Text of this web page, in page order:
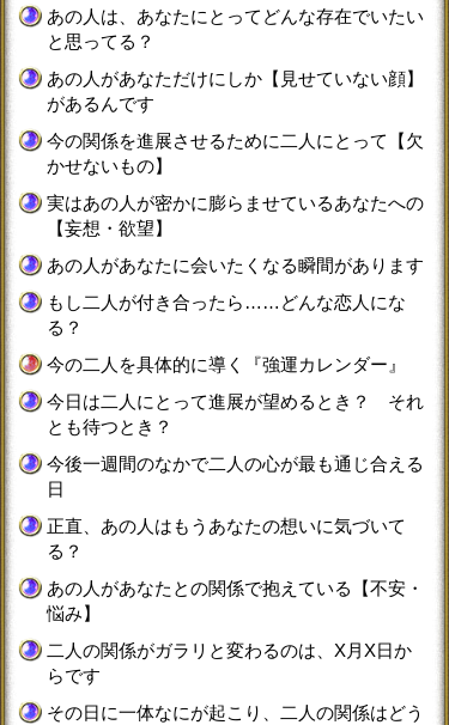
あの人は、あなたにとってどんな存在でいたい
と思ってる？
あの人があなただけにしか【見せていない顔】
があるんです
今の関係を進展させるために二人にとって【欠
かせないもの】
実はあの人が密かに膨らませているあなたへの
【妄想・欲望】
あの人があなたに会いたくなる瞬間があります
もし二人が付き合ったら……どんな恋人にな
る？
今の二人を具体的に導く『強運カレンダー』
今日は二人にとって進展が望めるとき？ それ
とも待つとき？
今後一週間のなかで二人の心が最も通じ合える
日
正直、あの人はもうあなたの想いに気づいて
る？
あの人があなたとの関係で抱えている【不安・
悩み】
二人の関係がガラリと変わるのは、X月X日か
らです
その日に一体なにが起こり、二人の関係はどう